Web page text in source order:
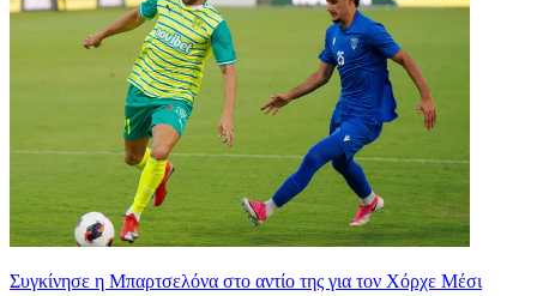
Συγκίνησε η Μπαρτσελόνα στο αντίο της για τον Χόρχε Μέσι